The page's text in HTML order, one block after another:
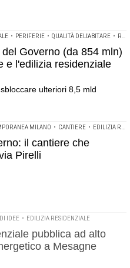
• PERIFERIE • QUALITÀ DELL'ABITARE • RIGENERAZIONE URBANA
Governo (da 854 mln)
e l'edilizia residenziale
ulteriori 8,5 mld
MILANO • CANTIERE • EDILIZIA RESIDENZIALE
il cantiere che
Pirelli
IDEE • EDILIZIA RESIDENZIALE
pubblica ad alto
a Mesagne